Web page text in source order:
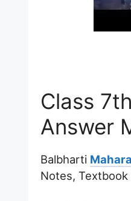
Class
Answer
Balbharti
Notes,